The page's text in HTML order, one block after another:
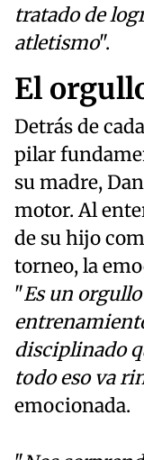
tratado de
atletismo".
El
Detrás de
pilar
su madre,
motor. Al
de su hijo
torneo, la
"Es un
disciplinado
todo eso va
emocionada.